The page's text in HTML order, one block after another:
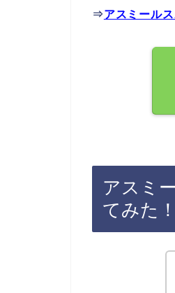
⇒アスミール
アスミ
てみた！